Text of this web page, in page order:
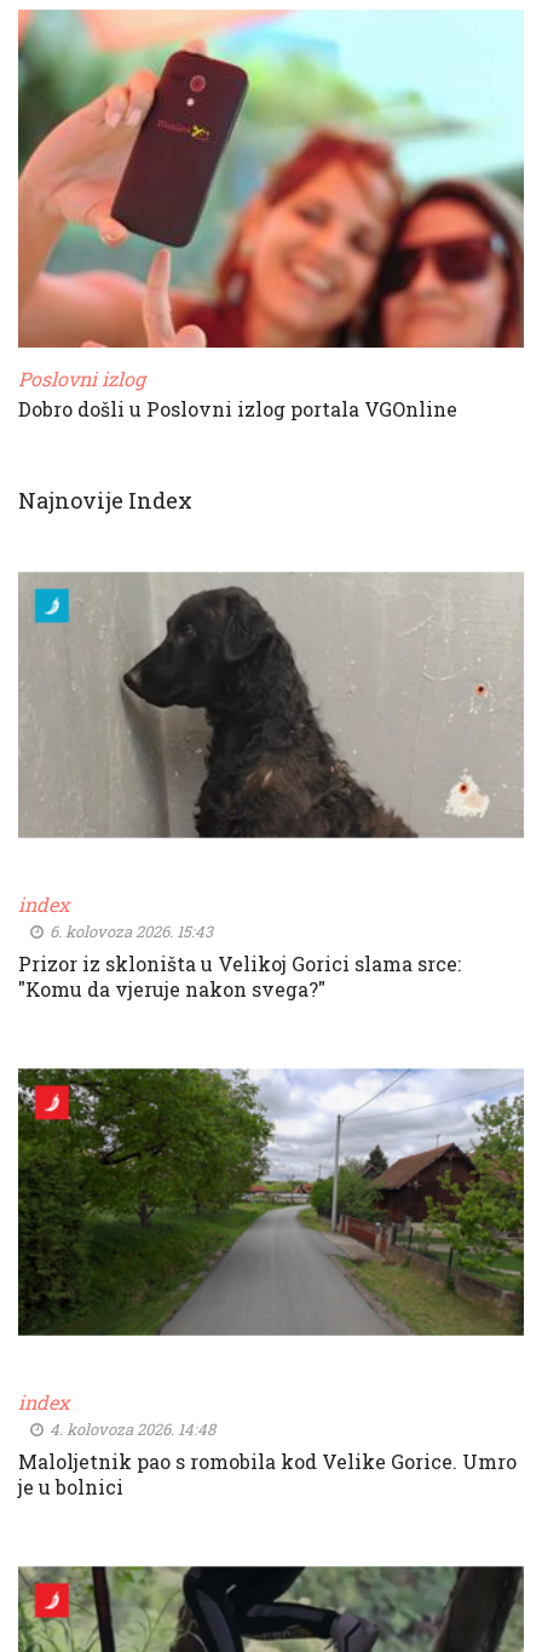
Poslovni izlog
Dobro došli u Poslovni izlog portala VGOnline
Najnovije Index
index
6. kolovoza 2026. 15:43
Prizor iz skloništa u Velikoj Gorici slama srce:
"Komu da vjeruje nakon svega?"
index
4. kolovoza 2026. 14:48
Maloljetnik pao s romobila kod Velike Gorice. Umro
je u bolnici